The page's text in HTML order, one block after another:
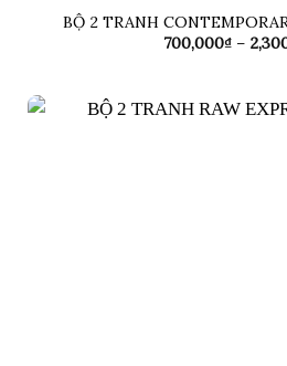
BỘ 2 TRANH
700,000₫ –